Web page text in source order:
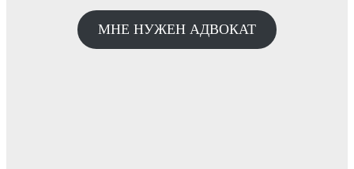
МНЕ НУЖЕН АДВОКАТ